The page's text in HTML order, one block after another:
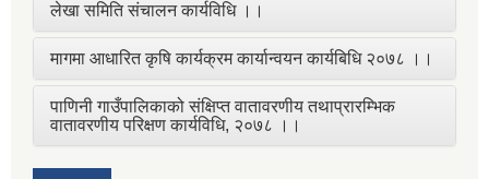
लेखा समिति संचालन कार्यविधि ।।
मागमा आधारित कृषि कार्यक्रम कार्यान्वयन कार्यबिधि २०७८ ।।
पाणिनी गाउँपालिकाको संक्षिप्त वातावरणीय तथाप्रारम्भिक
वातावरणीय परिक्षण कार्यविधि, २०७८ ।।